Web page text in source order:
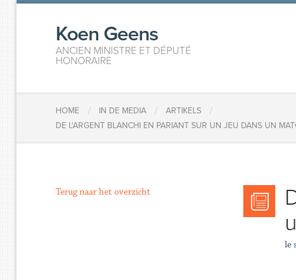
Koen Geens
ANCIEN MINISTRE ET DÉPUTÉ
HONORAIRE
HOME / IN DE MEDIA / ARTIKELS /
DE L'ARGENT BLANCHI EN PARIANT SUR UN JEU DANS UN
le
Terug naar het overzicht